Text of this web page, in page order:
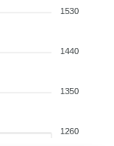
1530
1440
1350
1260